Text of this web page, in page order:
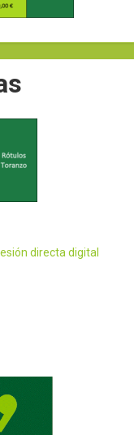
directa digital